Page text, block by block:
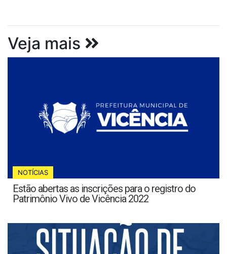
Veja mais
NOTÍCIAS
Estão abertas as inscrições para o registro do
Patrimônio Vivo de Vicência 2022